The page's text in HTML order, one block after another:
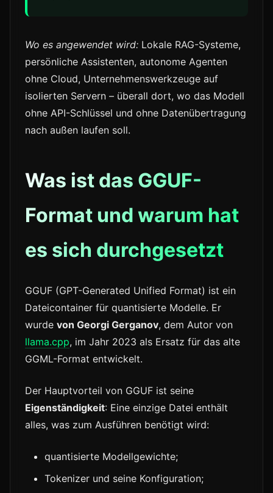
Wo es angewendet wird: Lokale RAG-Systeme,
persönliche Assistenten, autonome Agenten
ohne Cloud, Unternehmenswerkzeuge auf
isolierten Servern – überall dort, wo das Modell
ohne API-Schlüssel und ohne Datenübertragung
nach außen laufen soll.
Was ist das GGUF-
Format und warum hat
es sich durchgesetzt
GGUF (GPT-Generated Unified Format) ist ein
Dateicontainer für quantisierte Modelle. Er
wurde von Georgi Gerganov, dem Autor von
llama.cpp, im Jahr 2023 als Ersatz für das alte
GGML-Format entwickelt.
Der Hauptvorteil von GGUF ist seine
Eigenständigkeit: Eine einzige Datei enthält
alles, was zum Ausführen benötigt wird:
quantisierte Modellgewichte;
Tokenizer und seine Konfiguration;